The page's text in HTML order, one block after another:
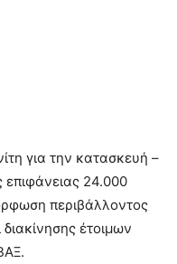
για την κατασκευή –
επιφάνειας 24.000
περιβάλλοντος
έτοιμων